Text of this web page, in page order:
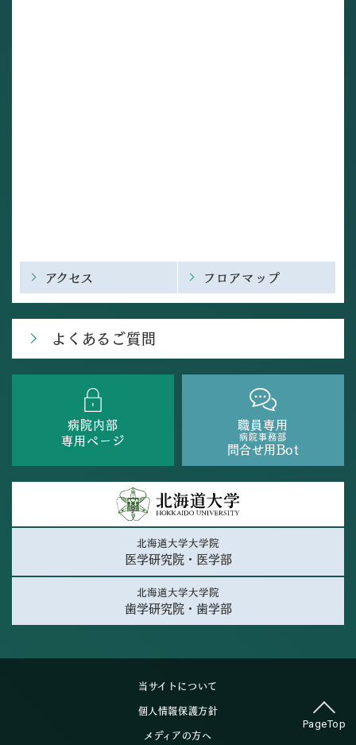
アクセス フロアマップ
よくあるご質問
病院内部
専用ページ
職員専用
病院事務部
問合せ用Bot
北海道大学大学院
医学研究院・医学部
北海道大学大学院
歯学研究院・歯学部
PageTop
当サイトについて
個人情報保護方針
メディアの方へ